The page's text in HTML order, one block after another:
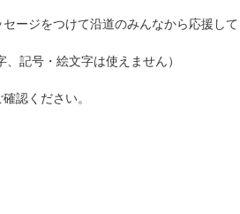
ージをつけて沿道のみんなから応援して
記号・絵文字は使えません）
認ください。